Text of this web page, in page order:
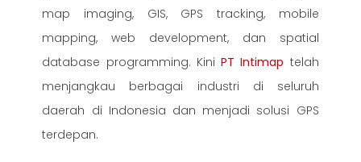
map imaging, GIS, GPS tracking, mobile
mapping, web development, dan spatial
database programming. KiniPT Intimap telah
menjangkau berbagai industri di seluruh
daerah di Indonesia dan menjadi solusi GPS
terdepan.